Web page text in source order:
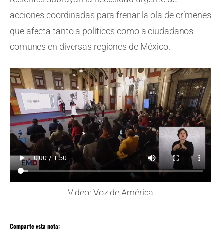
acciones coordinadas para frenar la ola de crímenes
que afecta tanto a políticos como a ciudadanos
comunes en diversas regiones de México.
Video: Voz de América
Comparte esta nota: